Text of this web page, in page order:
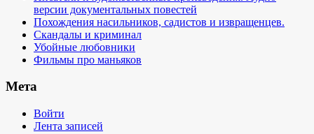
версии документальных повестей
Похождения насильников, садистов и извращенцев.
Скандалы и криминал
Убойные любовники
Фильмы про маньяков
Мета
Войти
Лента записей